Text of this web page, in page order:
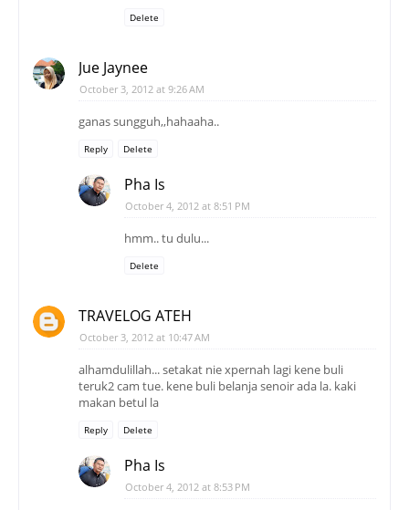
Delete
Jue Jaynee
October 3, 2012 at 9:26 AM
ganas sungguh,,hahaaha..
Reply Delete
Pha Is
October 4, 2012 at 8:51 PM
hmm.. tu dulu...
Delete
TRAVELOG ATEH
October 3, 2012 at 10:47 AM
alhamdulillah... setakat nie xpernah lagi kene buli
teruk2 cam tue. kene buli belanja senoir ada la. kaki
makan betul la
Reply Delete
Pha Is
October 4, 2012 at 8:53 PM